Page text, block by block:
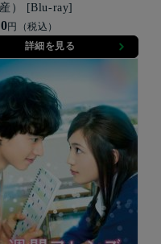
） [Blu-ray]
円（税込）
詳細を見る